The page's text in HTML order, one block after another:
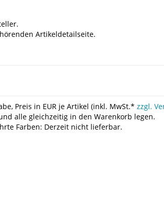
Artikeldetailseite.
Preis in EUR je Artikel (inkl. MwSt.* zzgl.
alle gleichzeitig in den Warenkorb legen.
Farben: Derzeit nicht lieferbar.